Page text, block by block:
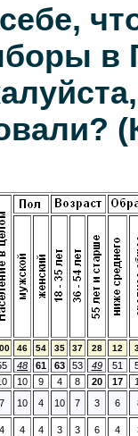
в
46 54 35 37 28 12
48 61 63 53 49 51
10 9 4 8 20 17
7 10 4 10 7 3 6
4 4 4 3 3 6 4